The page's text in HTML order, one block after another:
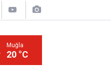
Muğla
20 °C